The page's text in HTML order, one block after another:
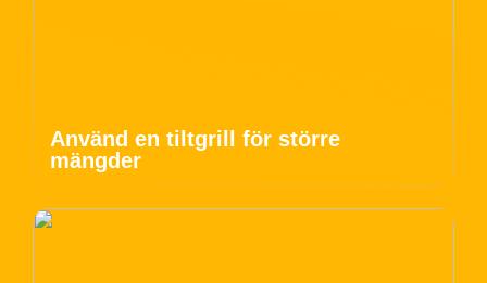
Använd en tiltgrill för större
mängder